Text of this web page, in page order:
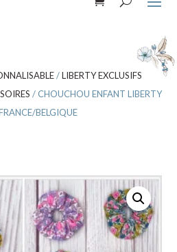
/LIBERTY EXCLUSIFS
/ CHOUCHOU ENFANT LIBERTY
BELGIQUE